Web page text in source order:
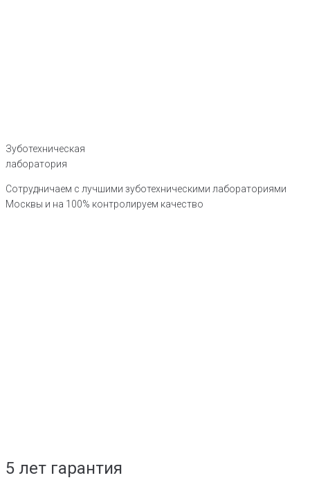
Зуботехническая
лаборатория
Сотрудничаем с лучшими зуботехническими лабораториями
Москвы и на 100% контролируем качество
5 лет гарантия